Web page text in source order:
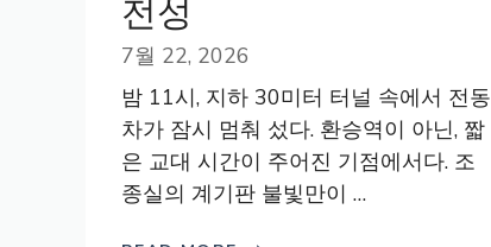
전성
7월 22, 2026
밤 11시, 지하 30미터 터널 속에서 전동
차가 잠시 멈춰 섰다. 환승역이 아닌, 짧
은 교대 시간이 주어진 기점에서다. 조
종실의 계기판 불빛만이 …